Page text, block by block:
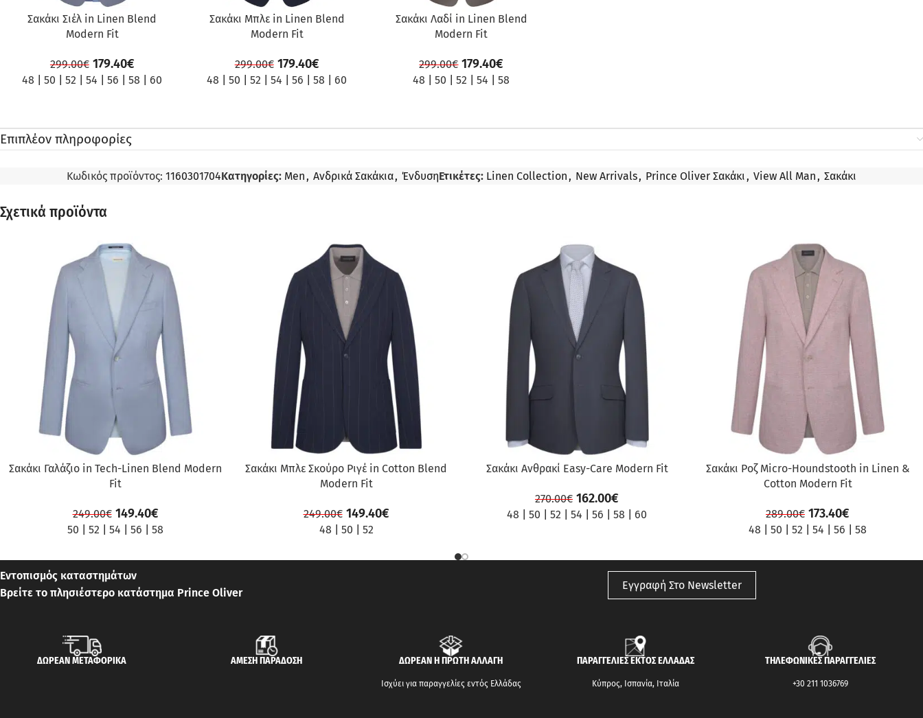
Σακάκι Σιέλ in Linen Blend
Modern Fit
299.00€ 179.40€
48 |50 |52 |54 |56 |58 60
Σακάκι Μπλε in Linen Blend
Modern Fit
299.00€ 179.40€
48 |50 |52 |54 |56 |58 60
Σακάκι Λαδί in Linen Blend
Modern Fit
299.00€ 179.40€
48 |50 |52 |54 |58
Επιπλέον πληροφορίες
Κωδικός προϊόντος: 1160301704Κατηγορίες: Men, Ανδρικά Σακάκια, ΈνδυσηΕτικέτες: Linen Collection, New Arrivals, Prince Oliver Σακάκι, View All Man, Σακάκι
Σχετικά προϊόντα
ΠΡΟΣΦΟΡΆ
Σακάκι Γαλάζιο in Tech-Linen Blend Modern
Fit
249.00€ 149.40€
50 52 54 56 58
ΠΡΟΣΦΟΡΆ
Σακάκι Μπλε Σκούρο Ριγέ in Cotton Blend
Modern Fit
249.00€ 149.40€
48 50 52
ΠΡΟΣΦΟΡΆ
Σακάκι Ανθρακί Easy-Care Modern Fit
270.00€ 162.00€
48 50 52 54 56 58 60
ΠΡΟΣΦΟΡΆ
Σακάκι Ροζ Micro-Houndstooth in Linen &
Cotton Modern Fit
289.00€ 173.40€
48 50 52 54 56 58
Εντοπισμός καταστημάτων
Βρείτε το πλησιέστερο κατάστημα Prince Oliver
Εγγραφή Στο Newsletter
ΔΩΡΕΑΝ ΜΕΤΑΦΟΡΙΚΑ ΑΜΕΣΗ ΠΑΡΑΔΟΣΗ ΔΩΡΕΑΝ Η ΠΡΩΤΗ ΑΛΛΑΓΗ
Ισχύει για παραγγελίες εντός Ελλάδας
ΠΑΡΑΓΓΕΛΙΕΣ ΕΚΤΟΣ ΕΛΛΑΔΑΣ
Κύπρος, Ισπανία, Ιταλία
ΤΗΛΕΦΩΝΙΚΕΣ ΠΑΡΑΓΓΕΛΙΕΣ
+30 211 1036769